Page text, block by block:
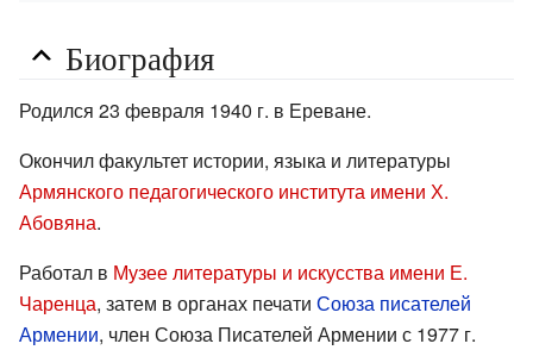
Биография
Родился 23 февраля 1940 г. в Ереване.
Окончил факультет истории, языка и литературы
Армянского педагогического института имени Х.
Абовяна.
Работал в Музее литературы и искусства имени Е.
Чаренца, затем в органах печати Союза писателей
Армении, член Союза Писателей Армении с 1977 г.